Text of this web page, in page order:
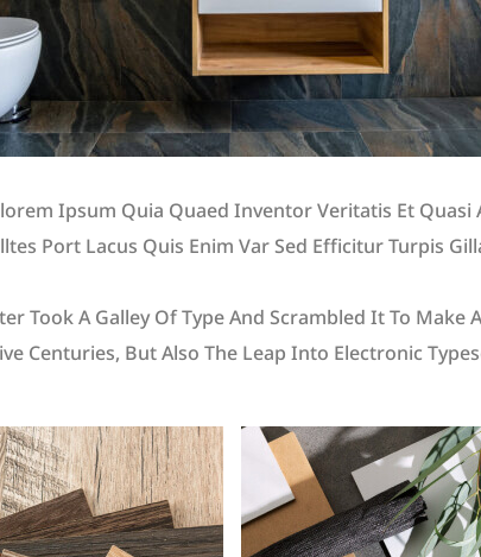
Ipsum Quia Quaed Inventor Veritatis Et Quasi
Port Lacus Quis Enim Var Sed Efficitur Turpis
Took A Galley Of Type And Scrambled It To Make
Centuries, But Also The Leap Into Electronic